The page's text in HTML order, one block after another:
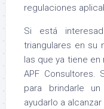
regulaciones
Si está
triangulares en su
las que ya tiene
APF
para brindarle
ayudarlo a